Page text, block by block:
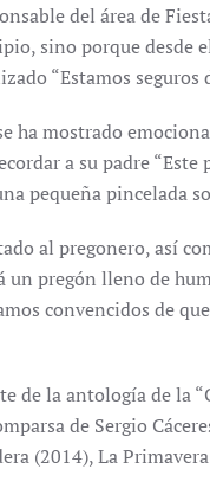
del área de
sino porque
“Estamos
mostrado
a su padre
pequeña pincelada
al pregonero, así
pregón lleno de
convencidos de
la antología de la
de Sergio
(2014), La